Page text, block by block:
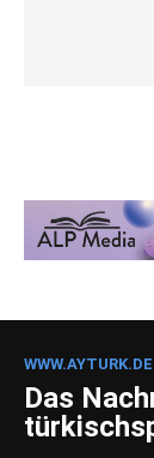
WWW.AYTURK.DE
Das